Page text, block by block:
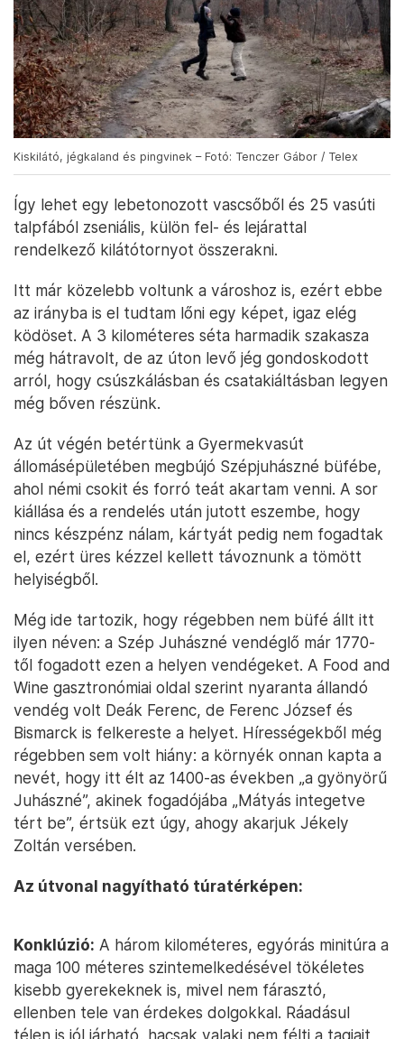
Kiskilátó, jégkaland és pingvinek – Fotó: Tenczer Gábor / Telex
Így lehet egy lebetonozott vascsőből és 25 vasúti
talpfából zseniális, külön fel- és lejárattal
rendelkező kilátótornyot összerakni.
Itt már közelebb voltunk a városhoz is, ezért ebbe
az irányba is el tudtam lőni egy képet, igaz elég
ködöset. A 3 kilométeres séta harmadik szakasza
még hátravolt, de az úton levő jég gondoskodott
arról, hogy csúszkálásban és csatakiáltásban legyen
még bőven részünk.
Az út végén betértünk a Gyermekvasút
állomásépületében megbújó Szépjuhászné büfébe,
ahol némi csokit és forró teát akartam venni. A sor
kiállása és a rendelés után jutott eszembe, hogy
nincs készpénz nálam, kártyát pedig nem fogadtak
el, ezért üres kézzel kellett távoznunk a tömött
helyiségből.
Még ide tartozik, hogy régebben nem büfé állt itt
ilyen néven: a Szép Juhászné vendéglő már 1770-
től fogadott ezen a helyen vendégeket. A Food and
Wine gasztronómiai oldal szerint nyaranta állandó
vendég volt Deák Ferenc, de Ferenc József és
Bismarck is felkereste a helyet. Hírességekből még
régebben sem volt hiány: a környék onnan kapta a
nevét, hogy itt élt az 1400-as években „a gyönyörű
Juhászné”, akinek fogadójába „Mátyás integetve
tért be”, értsük ezt úgy, ahogy akarjuk Jékely
Zoltán versében.
Az útvonal nagyítható túratérképen:
Konklúzió: A három kilométeres, egyórás minitúra a
maga 100 méteres szintemelkedésével tökéletes
kisebb gyerekeknek is, mivel nem fárasztó,
ellenben tele van érdekes dolgokkal. Ráadásul
télen is jól járható, hacsak valaki nem félti a tagjait